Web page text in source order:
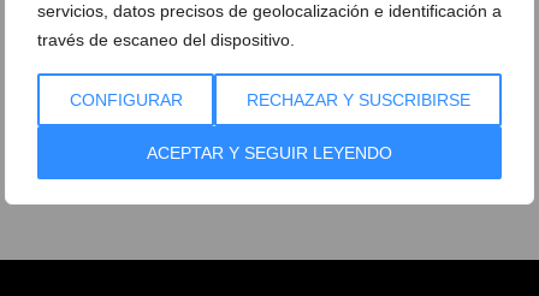
servicios, datos precisos de geolocalización e identificación a
través de escaneo del dispositivo.
CONFIGURAR RECHAZAR Y SUSCRIBIRSE
ACEPTAR Y SEGUIR LEYENDO